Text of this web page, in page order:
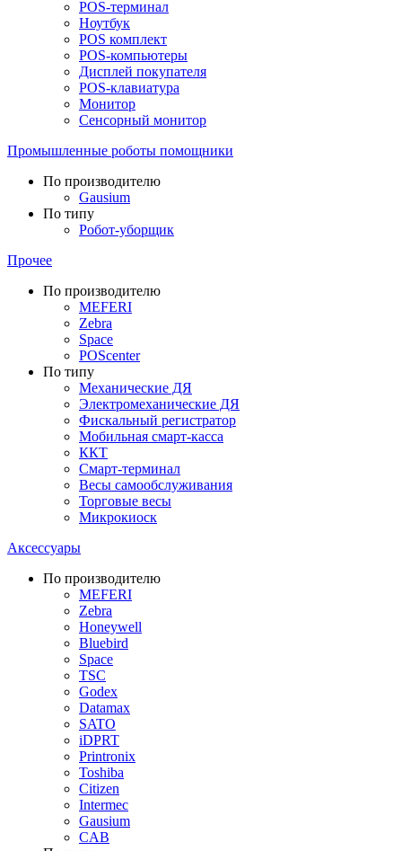
POS-терминал
Ноутбук
POS комплект
POS-компьютеры
Дисплей покупателя
POS-клавиатура
Монитор
Сенсорный монитор
Промышленные роботы помощники
По производителю
Gausium
По типу
Робот-уборщик
Прочее
По производителю
MEFERI
Zebra
Space
POScenter
По типу
Механические ДЯ
Электромеханические ДЯ
Фискальный регистратор
Мобильная смарт-касса
ККТ
Смарт-терминал
Весы самообслуживания
Торговые весы
Микрокиоск
Аксессуары
По производителю
MEFERI
Zebra
Honeywell
Bluebird
Space
TSC
Godex
Datamax
SATO
iDPRT
Printronix
Toshiba
Citizen
Intermec
Gausium
CAB